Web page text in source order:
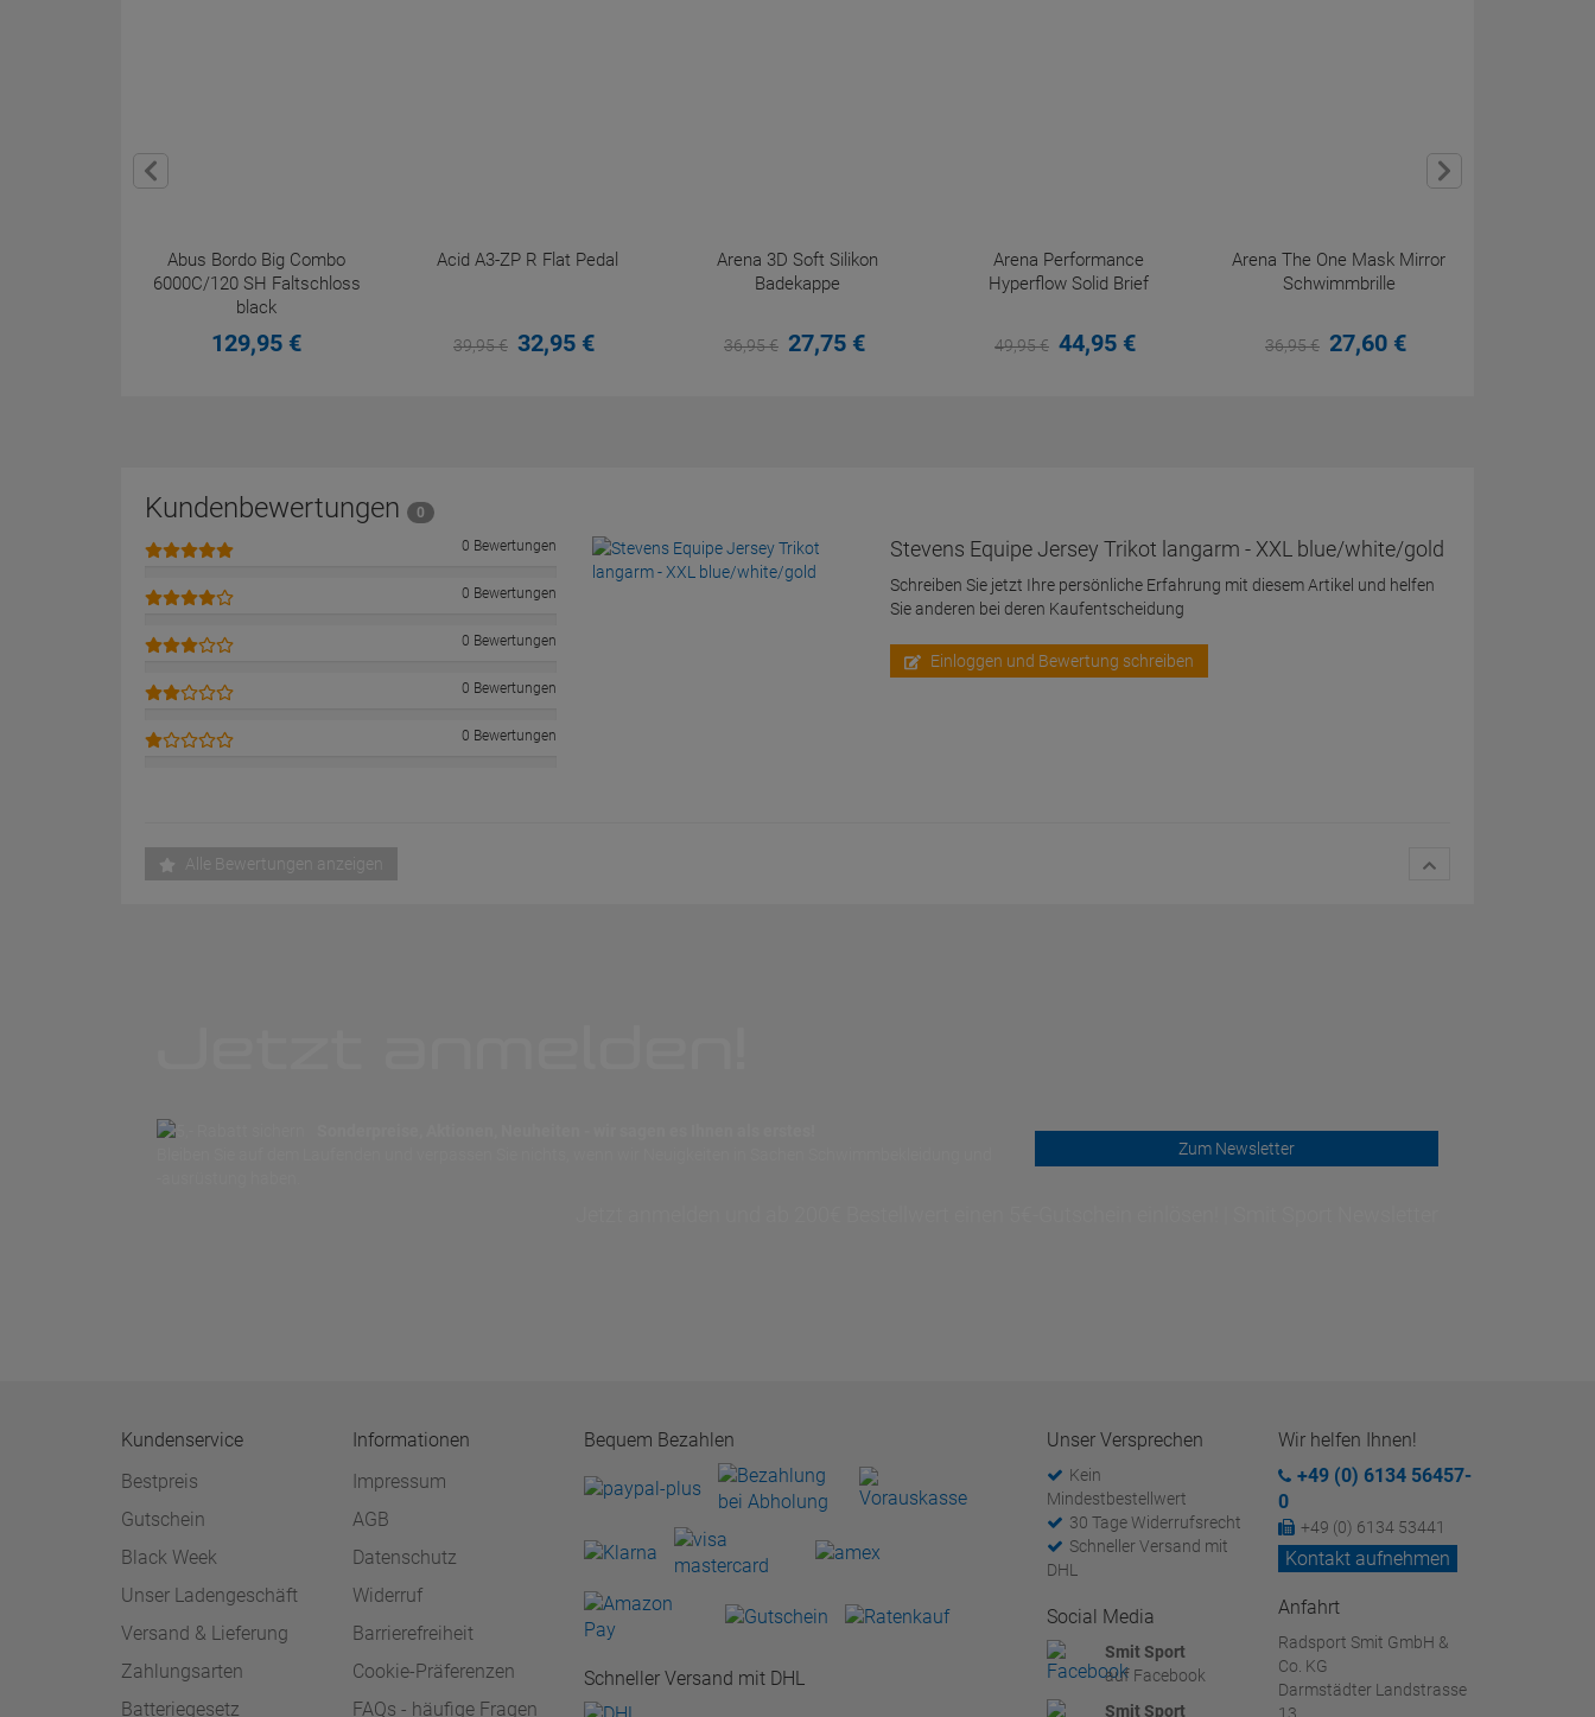
Abus Bordo Big Combo
6000C/120 SH Faltschloss
black
129,95 €
Acid A3-ZP R Flat Pedal
39,95€ 32,95 €
Arena 3D Soft Silikon
Badekappe
36,95€ 27,75 €
Arena Performance
Hyperflow Solid Brief
49,95€ 44,95 €
Arena The One Mask Mirror
Schwimmbrille
36,95€ 27,60 €
Kundenbewertungen
0
0 Bewertungen
0 Bewertungen
0 Bewertungen
0 Bewertungen
0 Bewertungen
Stevens Equipe Jersey Trikot langarm - XXL blue/white/gold
Schreiben Sie jetzt Ihre persönliche Erfahrung mit diesem Artikel und helfen
Sie anderen bei deren Kaufentscheidung
Einloggen und Bewertung schreiben
Alle Bewertungen anzeigen
Zum Newsletter
Kundenservice
Bestpreis
Gutschein
Black Week
Unser Ladengeschäft
Versand & Lieferung
Zahlungsarten
Batteriegesetz
Informationen
Impressum
AGB
Datenschutz
Widerruf
Barrierefreiheit
Cookie-Präferenzen
FAQs - häufige Fragen
Bequem Bezahlen
Schneller Versand mit DHL
Unser Versprechen
Kein
Mindestbestellwert
30 Tage Widerrufsrecht
Schneller Versand mit
DHL
Social Media
Smit Sport
auf Facebook
Smit Sport
Wir helfen Ihnen!
+49 (0) 6134 56457-
0
+49 (0) 6134 53441
Kontakt aufnehmen
Anfahrt
Radsport Smit GmbH &
Co. KG
Darmstädter Landstrasse